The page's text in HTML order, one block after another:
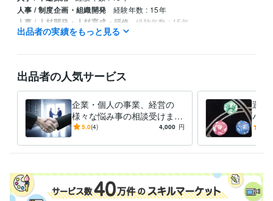
人事 / 制度企画・組織開発 経験年数 : 15年
人事 / 人材開発・人材育成・研修 経験年数 : 15年
生産・品質管理 / 生産技術・製造技術
得意分野
学習指導・資格・キャリア相談
仕事・人生の悩み
占い タロット占い
仕事、恋愛、金運
学歴
名古屋工業大学 1981年3月 ~ 1985年2月
出品者の実績をもっと見る
出品者の人気サービス
企業・個人の事業、経営の
様々な悩み事の相談受けます
コンサルタントとしてあなた
受けます
5.0(4) 4,000 円
運気
バイ
るた